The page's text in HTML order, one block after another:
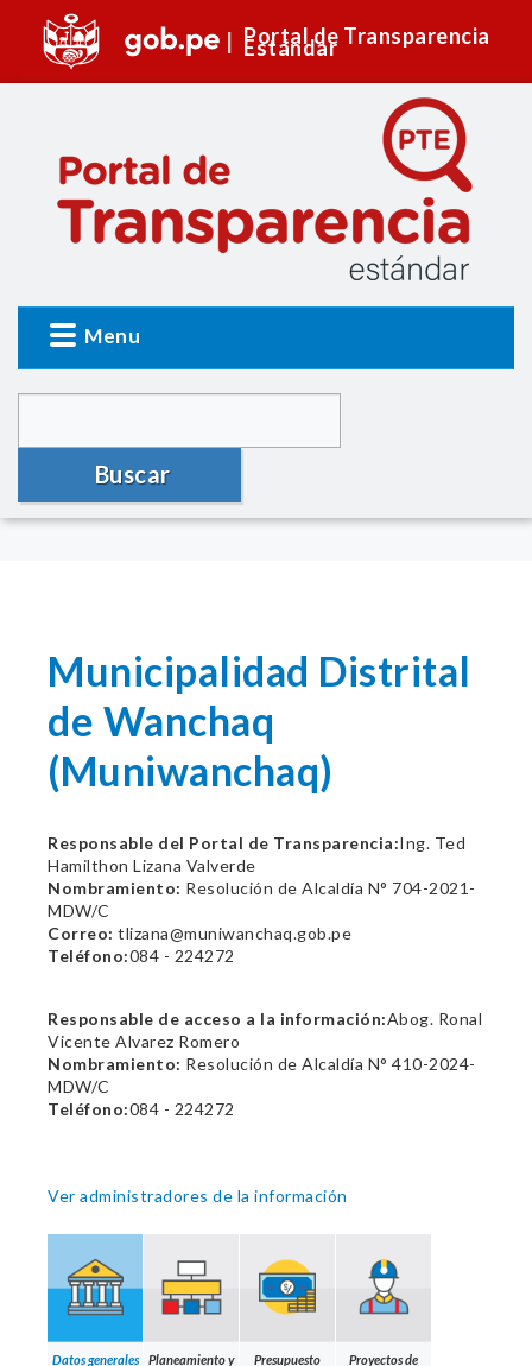
Portal de Transparencia
Estándar
Menu
Buscar
Municipalidad Distrital
de Wanchaq
(Muniwanchaq)
Responsable del Portal de Transparencia:Ing. Ted
Hamilthon Lizana Valverde
Nombramiento: Resolución de Alcaldía N° 704-2021-
MDW/C
Correo: tlizana@muniwanchaq.gob.pe
Teléfono:084 - 224272
Responsable de acceso a la información:Abog. Ronal
Vicente Alvarez Romero
Nombramiento: Resolución de Alcaldía N° 410-2024-
MDW/C
Teléfono:084 - 224272
Ver administradores de la información
Datos generales
Planeamiento y
Presupuesto
Proyectos de